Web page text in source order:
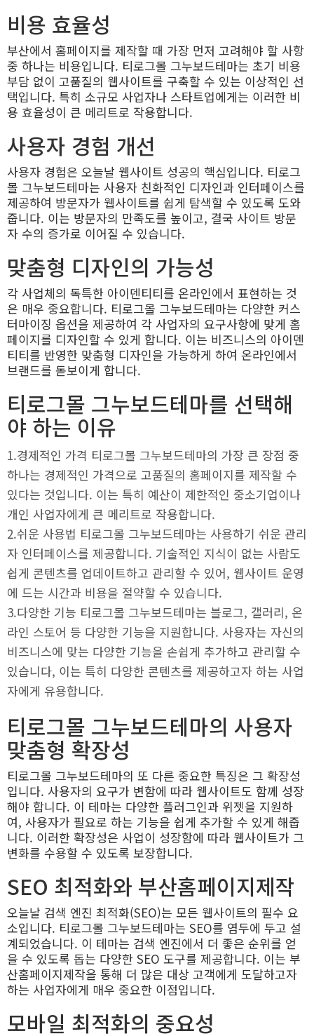
비용 효율성
부산에서 홈페이지를 제작할 때 가장 먼저 고려해야 할 사항
중 하나는 비용입니다. 티로그몰 그누보드테마는 초기 비용
부담 없이 고품질의 웹사이트를 구축할 수 있는 이상적인 선
택입니다. 특히 소규모 사업자나 스타트업에게는 이러한 비
용 효율성이 큰 메리트로 작용합니다.
사용자 경험 개선
사용자 경험은 오늘날 웹사이트 성공의 핵심입니다. 티로그
몰 그누보드테마는 사용자 친화적인 디자인과 인터페이스를
제공하여 방문자가 웹사이트를 쉽게 탐색할 수 있도록 도와
줍니다. 이는 방문자의 만족도를 높이고, 결국 사이트 방문
자 수의 증가로 이어질 수 있습니다.
맞춤형 디자인의 가능성
각 사업체의 독특한 아이덴티티를 온라인에서 표현하는 것
은 매우 중요합니다. 티로그몰 그누보드테마는 다양한 커스
터마이징 옵션을 제공하여 각 사업자의 요구사항에 맞게 홈
페이지를 디자인할 수 있게 합니다. 이는 비즈니스의 아이덴
티티를 반영한 맞춤형 디자인을 가능하게 하여 온라인에서
브랜드를 돋보이게 합니다.
티로그몰 그누보드테마를 선택해
야 하는 이유
​1.경제적인 가격 티로그몰 그누보드테마의 가장 큰 장점 중
하나는 경제적인 가격으로 고품질의 홈페이지를 제작할 수
있다는 것입니다. 이는 특히 예산이 제한적인 중소기업이나
개인 사업자에게 큰 메리트로 작용합니다.
​2.쉬운 사용법 티로그몰 그누보드테마는 사용하기 쉬운 관리
자 인터페이스를 제공합니다. 기술적인 지식이 없는 사람도
쉽게 콘텐츠를 업데이트하고 관리할 수 있어, 웹사이트 운영
에 드는 시간과 비용을 절약할 수 있습니다.
​3.다양한 기능 티로그몰 그누보드테마는 블로그, 갤러리, 온
라인 스토어 등 다양한 기능을 지원합니다. 사용자는 자신의
비즈니스에 맞는 다양한 기능을 손쉽게 추가하고 관리할 수
있습니다, 이는 특히 다양한 콘텐츠를 제공하고자 하는 사업
자에게 유용합니다. ​
티로그몰 그누보드테마의 사용자
맞춤형 확장성
티로그몰 그누보드테마의 또 다른 중요한 특징은 그 확장성
입니다. 사용자의 요구가 변함에 따라 웹사이트도 함께 성장
해야 합니다. 이 테마는 다양한 플러그인과 위젯을 지원하
여, 사용자가 필요로 하는 기능을 쉽게 추가할 수 있게 해줍
니다. 이러한 확장성은 사업이 성장함에 따라 웹사이트가 그
변화를 수용할 수 있도록 보장합니다.
SEO 최적화와 부산홈페이지제작
오늘날 검색 엔진 최적화(SEO)는 모든 웹사이트의 필수 요
소입니다. 티로그몰 그누보드테마는 SEO를 염두에 두고 설
계되었습니다. 이 테마는 검색 엔진에서 더 좋은 순위를 얻
을 수 있도록 돕는 다양한 SEO 도구를 제공합니다. 이는 부
산홈페이지제작을 통해 더 많은 대상 고객에게 도달하고자
하는 사업자에게 매우 중요한 이점입니다.
모바일 최적화의 중요성